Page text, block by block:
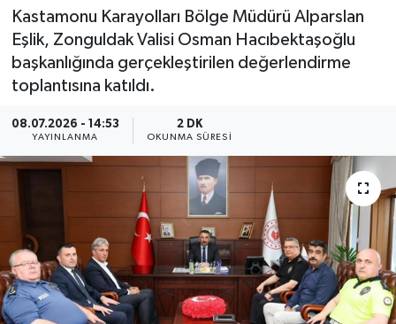
Kastamonu Karayolları Bölge Müdürü Alparslan
Eşlik, Zonguldak Valisi Osman Hacıbektaşoğlu
başkanlığında gerçekleştirilen değerlendirme
toplantısına katıldı.
08.07.2026 - 14:53
YAYINLANMA
2 DK
OKUNMA SÜRESI
Bozkurt Haberleri
Çatalzeytin Haberleri
Cide Haberleri
Daday Haberleri
Devrekani Haberleri
Doğanyurt Haberleri
Hanönü Haberleri